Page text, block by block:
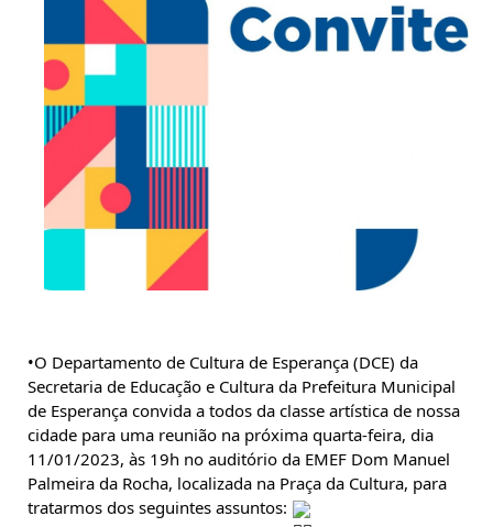
•O Departamento de Cultura de Esperança (DCE) da
Secretaria de Educação e Cultura da Prefeitura Municipal
de Esperança convida a todos da classe artística de nossa
cidade para uma reunião na próxima quarta-feira, dia
11/01/2023, às 19h no auditório da EMEF Dom Manuel
Palmeira da Rocha, localizada na Praça da Cultura, para
tratarmos dos seguintes assuntos: